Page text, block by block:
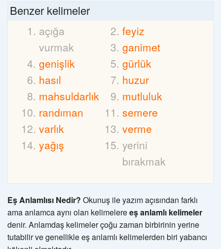
Benzer kelimeler
açığa
vurmak
feyiz
ganimet
genişlik
gürlük
hasıl
huzur
mahsuldarlık
mutluluk
randıman
semere
varlık
verme
yağış
yerini
bırakmak
Eş Anlamlısı Nedir? Okunuş ile yazım açısından farklı
ama anlamca aynı olan kelimelereeş anlamlı kelimeler
denir. Anlamdaş kelimeler çoğu zaman birbirinin yerine
tutabilir ve genellikle eş anlamlı kelimelerden biri yabancı